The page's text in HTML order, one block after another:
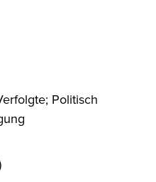
Politisch